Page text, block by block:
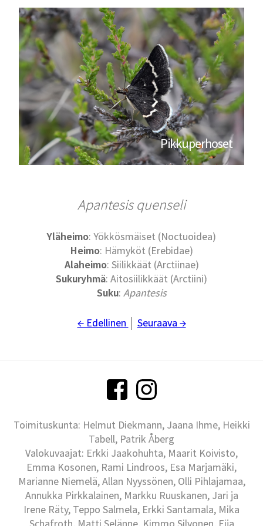
Pikkuperhoset
Apantesis quenseli
Yläheimo: Yökkösmäiset (Noctuoidea)
Heimo: Hämyköt (Erebidae)
Alaheimo: Siilikkäät (Arctiinae)
Sukuryhmä: Aitosiilikkäät (Arctiini)
Suku: Apantesis
← Edellinen Seuraava →
Toimituskunta: Helmut Diekmann, Jaana Ihme, Heikki
Tabell, Patrik Åberg
Valokuvaajat: Erkki Jaakohuhta, Maarit Koivisto,
Emma Kosonen, Rami Lindroos, Esa Marjamäki,
Marianne Niemelä, Allan Nyyssönen, Olli Pihlajamaa,
Annukka Pirkkalainen, Markku Ruuskanen, Jari ja
Irene Räty, Teppo Salmela, Erkki Santamala, Mika